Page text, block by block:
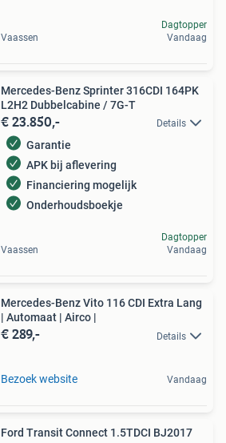
Vaassen
Dagtopper
Vandaag
Mercedes-Benz Sprinter 316CDI 164PK
L2H2 Dubbelcabine / 7G-T
€ 23.850,- Details
Garantie
APK bij aflevering
Financiering mogelijk
Onderhoudsboekje
Vaassen
Dagtopper
Vandaag
Mercedes-Benz Vito 116 CDI Extra Lang
| Automaat | Airco |
€ 289,- Details
Bezoek website Vandaag
Ford Transit Connect 1.5TDCI BJ2017